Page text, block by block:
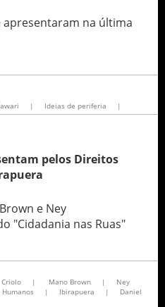
apresentaram na última
| Ideias de periferia |
pelos Direitos
e Ney
"Cidadania nas Ruas"
Criolo | Mano Brown |
Ney
| Ibirapuera |
Daniel